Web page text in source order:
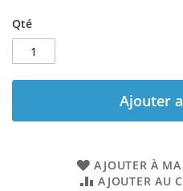
Qté
Ajouter
AJOUTER À
AJOUTER AU
gallery